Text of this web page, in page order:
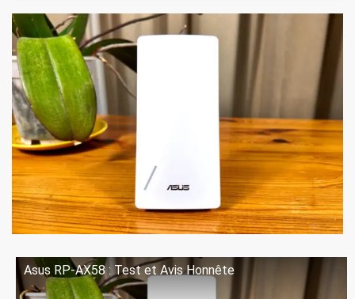
Asus RP-AX58 : Test et Avis Honnête